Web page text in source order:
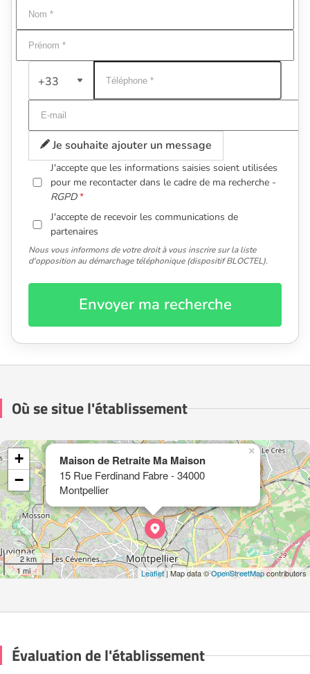
+33
Je souhaite ajouter un message
J'accepte que les informations saisies soient utilisées
pour me recontacter dans le cadre de ma recherche -
RGPD
J'accepte de recevoir les communications de
partenaires
Nous vous informons de votre droit à vous inscrire sur la liste
d'opposition au démarchage téléphonique (dispositif BLOCTEL).
Envoyer ma recherche
Où se situe l'établissement
Maison de Retraite Ma Maison
15 Rue Ferdinand Fabre - 34000
Montpellier
×
+
−
2 km
1 mi
Leaflet| Map data ©OpenStreetMapcontributors
Évaluation de l'établissement